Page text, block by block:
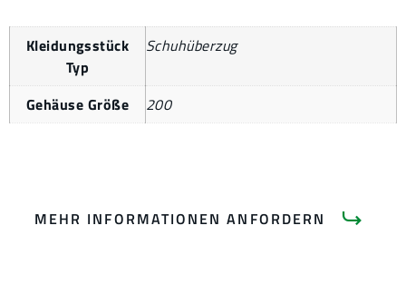
Kleidungsstück
Typ
Schuhüberzug
Gehäuse Größe 200
MEHR INFORMATIONEN ANFORDERN